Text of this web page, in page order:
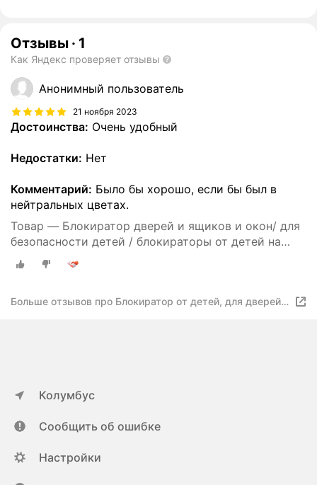
Отзывы · 1
Как Яндекс проверяет отзывы
Анонимный пользователь
21 ноября 2023
Достоинства: Очень удобный
Недостатки: Нет
Комментарий: Было бы хорошо, если бы был в
нейтральных цветах.
Товар — Блокиратор дверей и ящиков и окон/ для
безопасности детей / блокираторы от детей на
дверь, окна, шкаф, тумбочка, холодильник, плита,
свч, 5 шт
Больше отзывов про Блокиратор от детей, для дверей и
Колумбус
Сообщить об ошибке
Настройки